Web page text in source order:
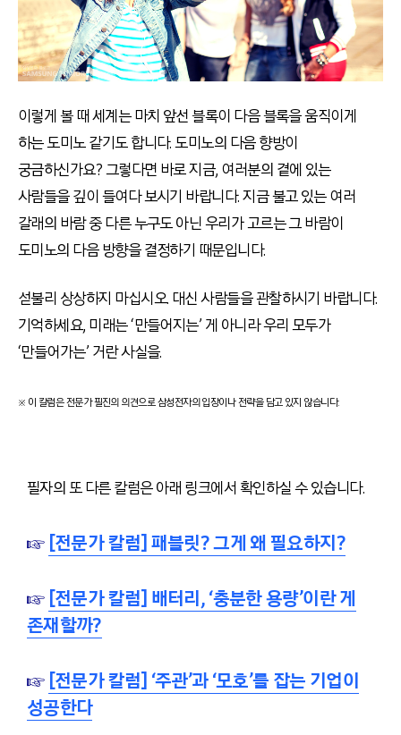
이렇게 볼 때 세계는 마치 앞선 블록이 다음 블록을 움직이게
하는 도미노 같기도 합니다. 도미노의 다음 향방이
궁금하신가요? 그렇다면 바로 지금, 여러분의 곁에 있는
사람들을 깊이 들여다 보시기 바랍니다. 지금 불고 있는 여러
갈래의 바람 중 다른 누구도 아닌 우리가 고르는 그 바람이
도미노의 다음 방향을 결정하기 때문입니다.
섣불리 상상하지 마십시오. 대신 사람들을 관찰하시기 바랍니다.
기억하세요, 미래는 ‘만들어지는’ 게 아니라 우리 모두가
‘만들어가는’ 거란 사실을.
※ 이 칼럼은 전문가 필진의 의견으로 삼성전자의 입장이나 전략을 담고 있지 않습니다.
필자의 또 다른 칼럼은 아래 링크에서 확인하실 수 있습니다.
☞ [전문가 칼럼] 패블릿? 그게 왜 필요하지?
☞ [전문가 칼럼] 배터리, ‘충분한 용량’이란 게
존재할까?
☞ [전문가 칼럼] ‘주관’과 ‘모호’를 잡는 기업이
성공한다